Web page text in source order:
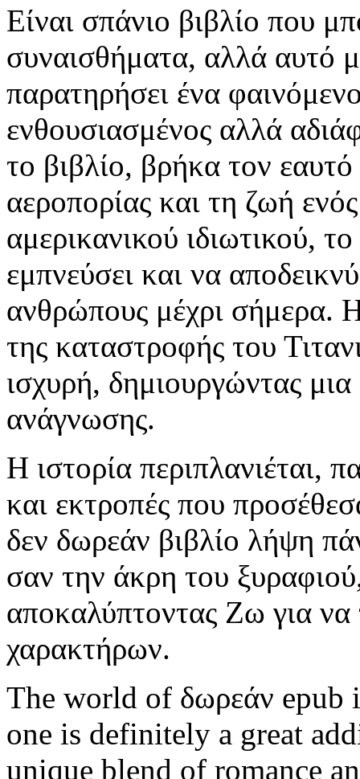
Είναι σπάνιο βιβλίο που
συναισθήματα, αλλά αυτό
παρατηρήσει ένα
ενθουσιασμένος αλλά
το βιβλίο, βρήκα τον
αεροπορίας και τη ζωή
αμερικανικού ιδιωτικού,
εμπνεύσει και να
ανθρώπους μέχρι σήμερα.
της καταστροφής του
ισχυρή, δημιουργώντας
ανάγνωσης.
Η ιστορία περιπλανιέται,
και εκτροπές που
δεν δωρεάν βιβλίο λήψη
σαν την άκρη του
αποκαλύπτοντας Ζω για
χαρακτήρων.
The world of δωρεάν epub
one is definitely a great
unique blend of romance